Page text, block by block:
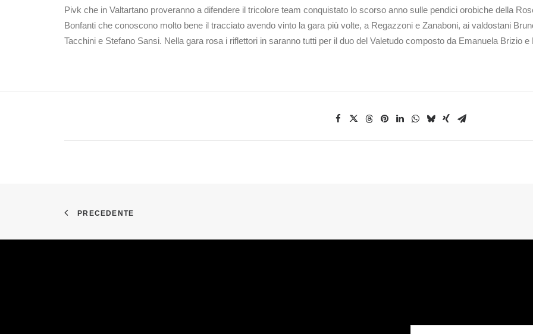
Pivk che in Valtartano proveranno a difendere il tricolore team conquistato lo scorso anno sulle pendici orobiche della
Bonfanti che conoscono molto bene il tracciato avendo vinto la gara più volte, a Regazzoni e Zanaboni, ai valdostani
Tacchini e Stefano Sansi. Nella gara rosa i riflettori in saranno tutti per il duo del Valetudo composto da Emanuela Brizio
PRECEDENTE